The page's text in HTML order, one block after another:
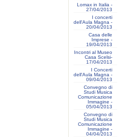
Lomax in Italia -
27/04/2013
I concerti
dell'Aula Magna -
20/04/2013
Casa delle
Imprese -
19/04/2013
Incontri al Museo
Casa Scelsi-
17/04/2013
I Concerti
dell'Aula Magna -
09/04/2013
Convegno di
Studi Musica
Comunicazione
Immagine -
05/04/2013
Convegno di
Studi Musica
Comunicazione
Immagine -
04/04/2013